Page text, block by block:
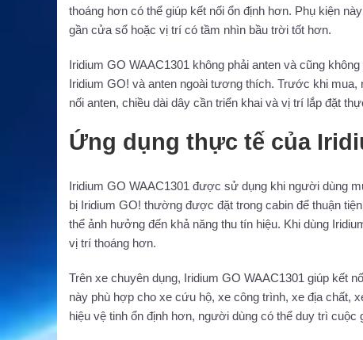
thoáng hơn có thể giúp kết nối ổn định hơn. Phụ kiện
gần cửa sổ hoặc vị trí có tầm nhìn bầu trời tốt hơn.
Iridium GO WAAC1301 không phải anten và cũng
Iridium GO! và anten ngoài tương thích. Trước khi mua,
nối anten, chiều dài dây cần triển khai và vị trí lắp đặt
Ứng dụng thực tế của
Iridium GO WAAC1301 được sử dụng khi người dùng
bị Iridium GO! thường được đặt trong cabin để thuận
thể ảnh hưởng đến khả năng thu tín hiệu. Khi dùng
vị trí thoáng hơn.
Trên xe chuyên dụng, Iridium GO WAAC1301 giúp kết
này phù hợp cho xe cứu hộ, xe công trình, xe địa chất,
hiệu vệ tinh ổn định hơn, người dùng có thể duy trì